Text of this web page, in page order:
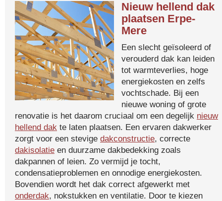
Nieuw hellend dak
plaatsen Erpe-
Mere
Een slecht geïsoleerd of
verouderd dak kan leiden
tot warmteverlies, hoge
energiekosten en zelfs
vochtschade. Bij een
nieuwe woning of grote
renovatie is het daarom cruciaal om een degelijk nieuw
hellend dak te laten plaatsen. Een ervaren dakwerker
zorgt voor een stevige dakconstructie, correcte
dakisolatie en duurzame dakbedekking zoals
dakpannen of leien. Zo vermijd je tocht,
condensatieproblemen en onnodige energiekosten.
Bovendien wordt het dak correct afgewerkt met
onderdak, nokstukken en ventilatie. Door te kiezen